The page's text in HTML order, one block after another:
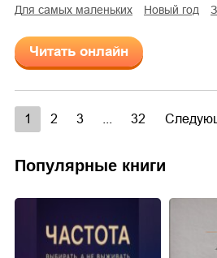
для самых маленьких
Новый год
Читать онлайн
1 2 3 32
Популярные книги